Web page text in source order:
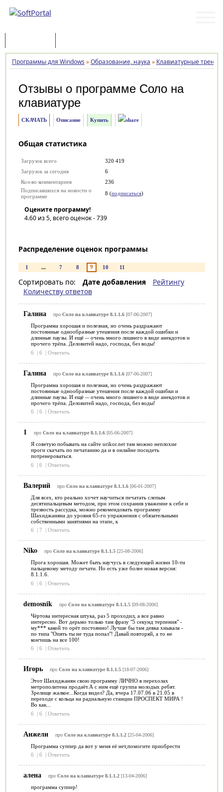
Программы для Windows »Образование, наука » Клавиатурные
Отзывы о программе Соло на
клавиатуре
СКАЧАТЬ Описание Купить
Общая статистика
Загрузок всего
320 419
Загрузок за сегодня
6
Кол-во комментариев
236
Подписавшихся на новости о
программе
8 (подписаться)
Оцените программу!
4.60из 5, всего оценок -739
Распределение оценок программы
1 ... 7 8 9 10 11
Сортировать по: Дате добавления
Рейтингу
Количеству ответов
Галина про Соло на клавиатуре 8.1.1.6[07-06-2007]
Программа хорошая и полезная, но очень раздражают
постоянные однообразные утешения после каждой ошибки и
длинные паузы. И ещё -- очень много лишнего в виде анекдотов и
прочего трёпа. Деловитей надо, господа, без воды!
6
| 6 | Ответить
Галина про Соло на клавиатуре 8.1.1.6[07-06-2007]
Программа хорошая и полезная, но очень раздражают
постоянные однообразные утешения после каждой ошибки и
длинные паузы. И ещё -- очень много лишнего в виде анекдотов и
прочего трёпа. Деловитей надо, господа, без воды!
6
| 6 | Ответить
1 про Соло на клавиатуре 8.1.1.6[05-06-2007]
Я советую побывать на сайте urikor.net там можно неплохие
проги скачать по печатанию да и в онлайне посидеть
потренероваться.
6
| 6 | Ответить
Валерий про Соло на клавиатуре 8.1.1.6[06-01-2007]
Для всех, кто реально хочет научиться печатать слепым
десятипальцевым методом, при этом сохранив уважение к себе и
трезвость рассудка, можно рекомендовать программу
Шахиджаняна до уровня 65-го упражнения с обязательными
собственными занятиями на этапе, к
6
| 7 | Ответить
Niko про Соло на клавиатуре 8.1.1.5[25-08-2006]
Прога хорошая. Может быть научусь в следующей жизни 10-ти
пальцевому методу печати. Но есть уже более новая версия:
8.1.1.6.
6
| 6 | Ответить
demosnik про Соло на клавиатуре 8.1.1.5[09-08-2006]
Чёртова интересная штука, раз 5 проходил, а все равно
интересно. Вот дерьмо только там фразу "5 секунд терпения" -
му*** какой то орёт постоянно! Лучше бы там девка хныкала -
по типа "Опять ты не туда попал"! Давай повторяй, а то не
кончишь на все 100!
6
| 6 | Ответить
Игорь про Соло на клавиатуре 8.1.1.5[18-07-2006]
Этот Шахиджанян свою программу ЛИЧНО в перехолах
метрополитена продаёт.А с ним ещё группа молодых ребят.
Зрелище жалкое...Когда видел? Да, вчера 17.07.06 в 21.05 в
переходе с кольца на радиальную станции ПРОСПЕКТ МИРА !
Во как...
6
| 6 | Ответить
Анжели про Соло на клавиатуре 8.1.1.2[25-04-2006]
Программа суппер да вот у меня её нет,помогите приобрести
6
| 6 | Ответить
алена про Соло на клавиатуре 8.1.1.2[13-04-2006]
программа суппер!